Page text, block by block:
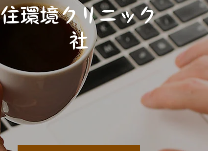
住環境クリニック
いつれづれブロ